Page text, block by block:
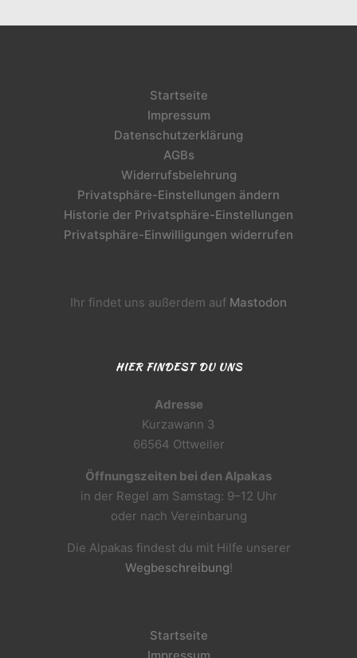
Startseite
Impressum
Datenschutzerklärung
AGBs
Widerrufsbelehrung
Privatsphäre-Einstellungen ändern
Historie der Privatsphäre-Einstellungen
Privatsphäre-Einwilligungen widerrufen
Ihr findet uns außerdem auf Mastodon
HIER FINDEST DU UNS
Adresse
Kurzawann 3
66564 Ottweiler
Öffnungszeiten bei den Alpakas
in der Regel am Samstag: 9–12 Uhr
oder nach Vereinbarung
Die Alpakas findest du mit Hilfe unserer
Wegbeschreibung!
Startseite